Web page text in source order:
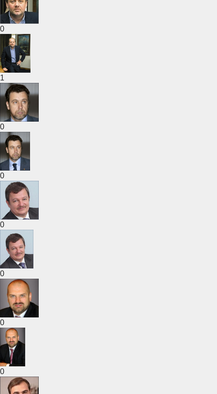
0
1
0
0
0
0
0
0